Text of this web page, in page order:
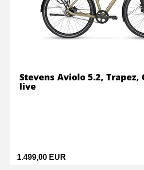
1.499,00 EUR
Stevens Aviolo 5.2, Trapez,
live